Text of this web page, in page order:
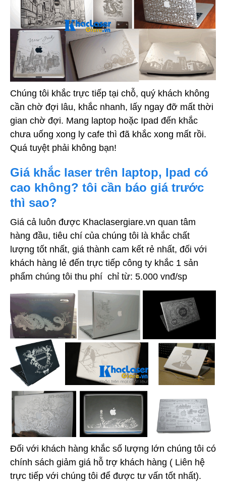
Chúng tôi khắc trực tiếp tại chỗ, quý khách không
cần chờ đợi lâu, khắc nhanh, lấy ngay đỡ mất thời
gian chờ đợi. Mang laptop hoặc Ipad đến khắc
chưa uống xong ly cafe thì đã khắc xong mất rồi.
Quá tuyệt phải không bạn!
Giá khắc laser trên laptop, Ipad có
cao không? tôi cần báo giá trước
thì sao?
Giá cả luôn được Khaclasergiare.vn quan tâm
hàng đầu, tiêu chí của chúng tôi là khắc chất
lượng tốt nhất, giá thành cam kết rẻ nhất, đối với
khách hàng lẻ đến trực tiếp công ty khắc 1 sản
phẩm chúng tôi thu phí chỉ từ: 5.000 vnđ/sp
Đối với khách hàng khắc số lượng lớn chúng tôi có
chính sách giảm giá hỗ trợ khách hàng ( Liên hệ
trực tiếp với chúng tôi để được tư vấn tốt nhất).